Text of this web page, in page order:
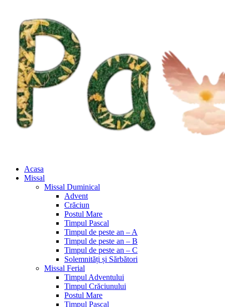
Acasa
Missal
Missal Duminical
Advent
Crăciun
Postul Mare
Timpul Pascal
Timpul de peste an – A
Timpul de peste an – B
Timpul de peste an – C
Solemnități și Sărbători
Missal Ferial
Timpul Adventului
Timpul Crăciunului
Postul Mare
Timpul Pascal